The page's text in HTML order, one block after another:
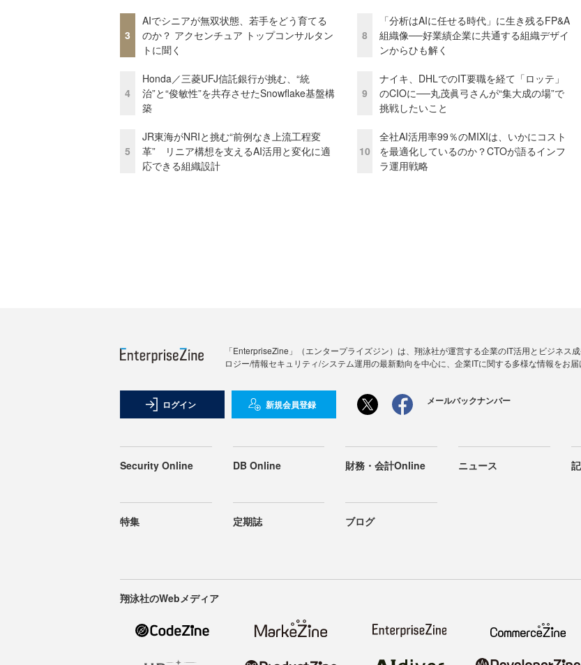
3
AIでシニアが無双状態、若手をどう育てる
のか？ アクセンチュア トップコンサルタン
トに聞く
4
Honda／三菱UFJ信託銀行が挑む、“統
治”と“俊敏性”を共存させたSnowflake基盤構
築
5
JR東海がNRIと挑む“前例なき上流工程変
革” リニア構想を支えるAI活用と変化に適
応できる組織設計
8
「分析はAIに任せる時代」に生き残るFP&A
組織像──好業績企業に共通する組織デザイ
ンからひも解く
9
ナイキ、DHLでのIT要職を経て「ロッテ」
のCIOに──丸茂眞弓さんが“集大成の場”で
挑戦したいこと
10
全社AI活用率99％のMIXIは、いかにコスト
を最適化しているのか？CTOが語るインフ
ラ運用戦略
「EnterpriseZine」（エンタープライズジン）は、翔泳社が運営する企業のIT活用とビジネス
ロジー/情報セキュリティ/システム運用の最新動向を中心に、企業ITに関する多様な情報をお届
ログイン 新規会員登録 メールバックナンバー
Security Online DB Online 財務・会計Online ニュース
特集 定期誌 ブログ
翔泳社のWebメディア